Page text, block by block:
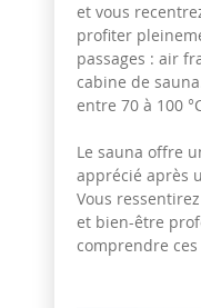
et vous
profiter
passages : air
cabine de
entre 70 à 100
Le sauna offre
apprécié après
Vous
et bien-être
comprendre